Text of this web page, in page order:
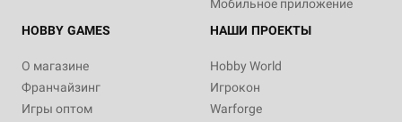
Мобильное приложение
HOBBY GAMES
О магазине
Франчайзинг
Игры оптом
НАШИ ПРОЕКТЫ
Hobby World
Игрокон
Warforge